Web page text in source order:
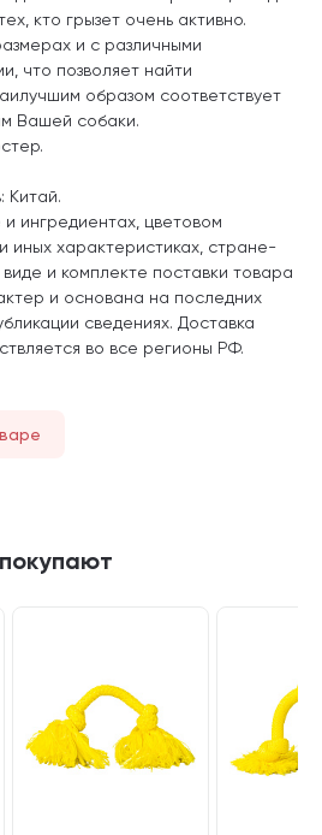
кто грызет очень активно.
и с различными
что позволяет найти
образом соответствует
Вашей собаки.
Китай.
ингредиентах, цветовом
иных характеристиках, стране-
и комплекте поставки товара
и основана на последних
сведениях. Доставка
во все регионы РФ.